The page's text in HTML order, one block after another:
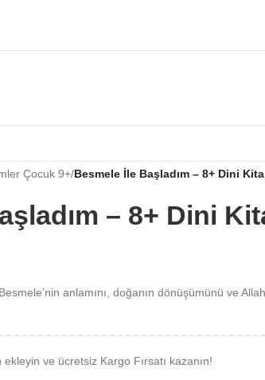
Çocuk 9+/Besmele İle Başladım – 8+ Dini
– 8+ Dini
anlamını, doğanın dönüşümünü ve
ve ücretsiz Kargo Fırsatı kazanın!